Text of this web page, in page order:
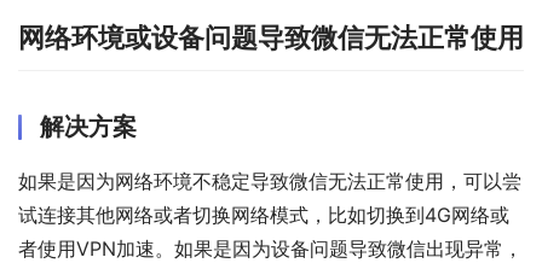
网络环境或设备问题导致微信无法正常使用
解决方案
如果是因为网络环境不稳定导致微信无法正常使用，可以尝
试连接其他网络或者切换网络模式，比如切换到4G网络或
者使用VPN加速。如果是因为设备问题导致微信出现异常，